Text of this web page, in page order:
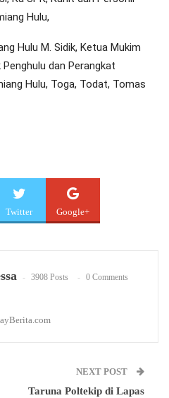
Hulu,
Hulu M. Sidik, Ketua Mukim
dan Perangkat
Hulu, Toga, Todat, Tomas
Twitter Google+
3908 Posts 0 Comments
NEXT POST
Taruna Poltekip di Lapas